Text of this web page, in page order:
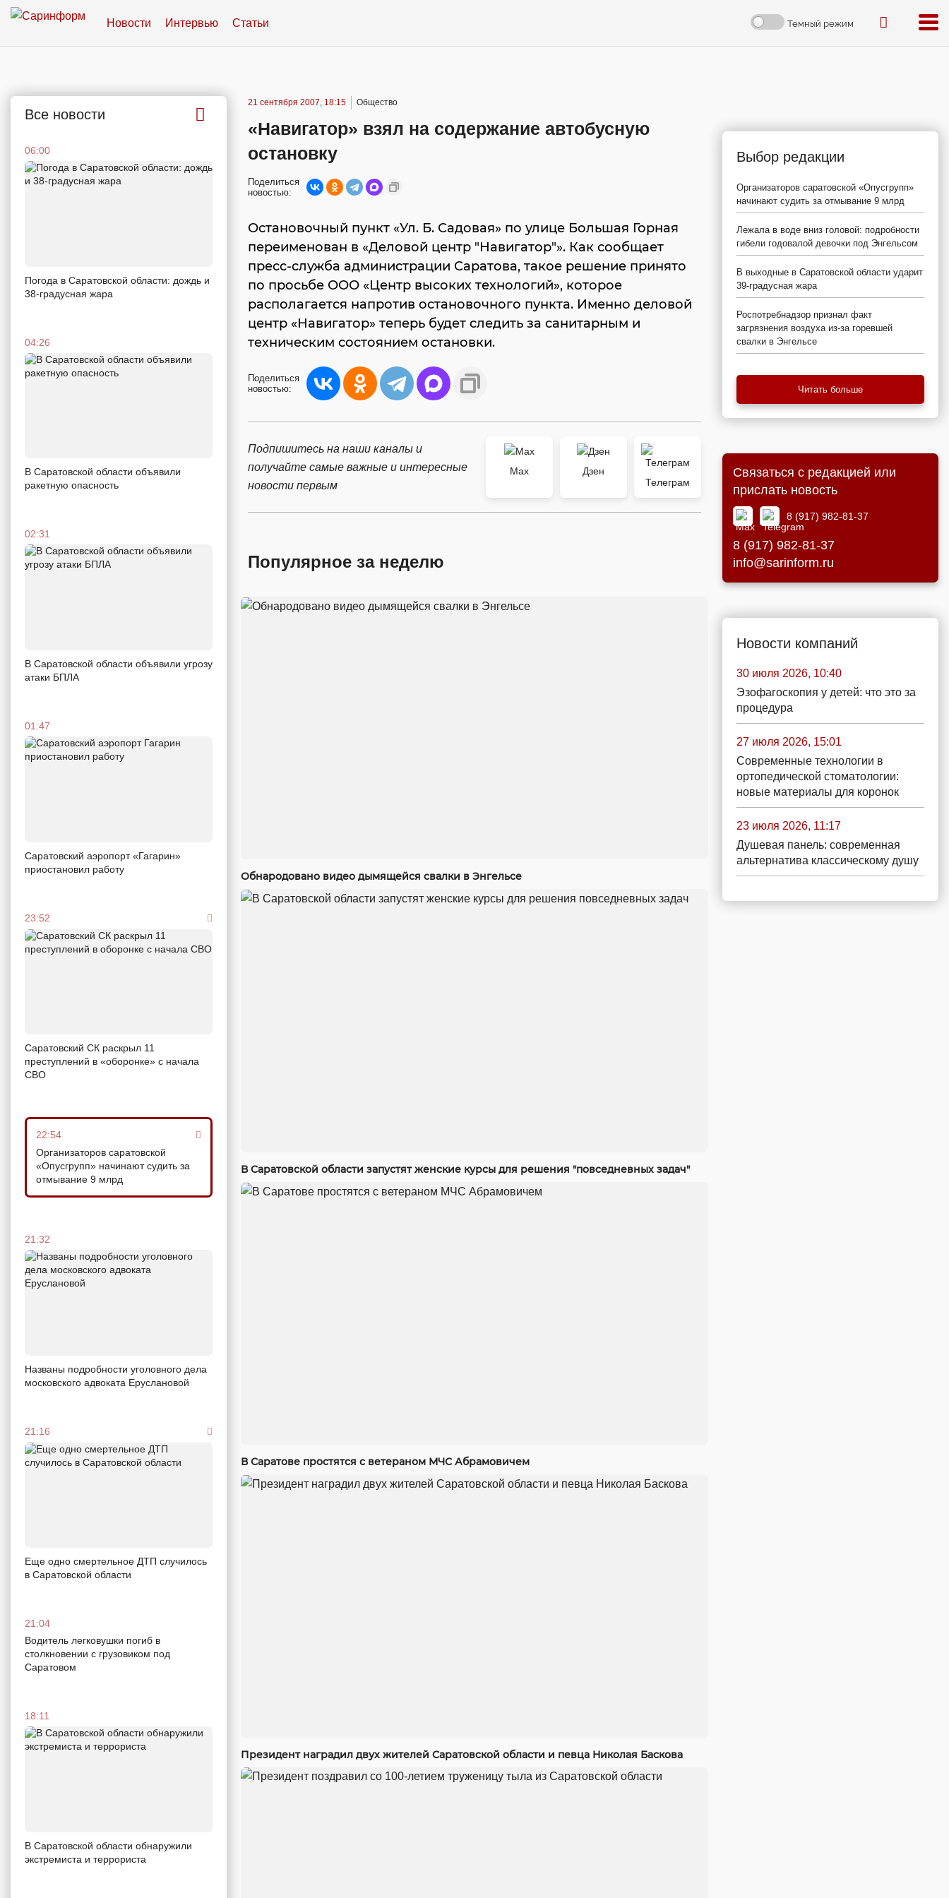
Новости Интервью Статьи Темный режим
Все новости
06:00
Погода в Саратовской области: дождь и
38-градусная жара
04:26
В Саратовской области объявили
ракетную опасность
02:31
В Саратовской области объявили угрозу
атаки БПЛА
01:47
Саратовский аэропорт «Гагарин»
приостановил работу
23:52
Саратовский СК раскрыл 11
преступлений в «оборонке» с начала
СВО
22:54
Организаторов саратовской
«Опусгрупп» начинают судить за
отмывание 9 млрд
21:32
Названы подробности уголовного дела
московского адвоката Еруслановой
21:16
Еще одно смертельное ДТП случилось
в Саратовской области
21:04
Водитель легковушки погиб в
столкновении с грузовиком под
Саратовом
18:11
В Саратовской области обнаружили
экстремиста и террориста
21 сентября 2007, 18:15 Общество
«Навигатор» взял на содержание автобусную
остановку
Поделиться
новостью:
Остановочный пункт «Ул. Б. Садовая» по улице Большая Горная
переименован в «Деловой центр "Навигатор"». Как сообщает
пресс-служба администрации Саратова, такое решение принято
по просьбе ООО «Центр высоких технологий», которое
располагается напротив остановочного пункта. Именно деловой
центр «Навигатор» теперь будет следить за санитарным и
техническим состоянием остановки.
Поделиться
новостью:
Подпишитесь на наши каналы и
получайте самые важные и интересные
новости первым
Max
Дзен
Телеграм
Популярное за неделю
Обнародовано видео дымящейся свалки в Энгельсе
В Саратовской области запустят женские курсы для решения "повседневных задач"
В Саратове простятся с ветераном МЧС Абрамовичем
Президент наградил двух жителей Саратовской области и певца Николая Баскова
Выбор редакции
Организаторов саратовской «Опусгрупп»
начинают судить за отмывание 9 млрд
Лежала в воде вниз головой: подробности
гибели годовалой девочки под Энгельсом
В выходные в Саратовской области ударит
39-градусная жара
Роспотребнадзор признал факт
загрязнения воздуха из-за горевшей
свалки в Энгельсе
Читать больше
Связаться с редакцией или
прислать новость
8 (917) 982-81-37
8 (917) 982-81-37
info@sarinform.ru
Новости компаний
30 июля 2026, 10:40
Эзофагоскопия у детей: что это за
процедура
27 июля 2026, 15:01
Современные технологии в
ортопедической стоматологии:
новые материалы для коронок
23 июля 2026, 11:17
Душевая панель: современная
альтернатива классическому душу